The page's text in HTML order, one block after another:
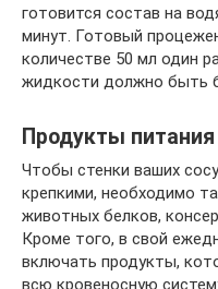
готовится состав на
минут. Готовый
количестве 50 мл один
жидкости должно быть
Продукты питания
Чтобы стенки ваших
крепкими, необходимо
животных белков,
Кроме того, в свой
включать продукты,
всю кровеносную